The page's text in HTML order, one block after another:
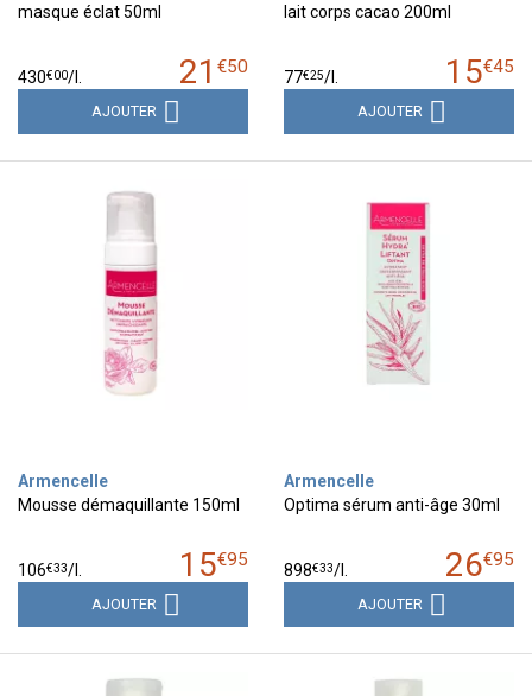
masque éclat 50ml
21 €50
430€00/
AJOUTER
lait corps cacao 200ml
15€45
77€25/
AJOUTER
Armencelle
Mousse démaquillante 150ml
15€95
106€33/
AJOUTER
Armencelle
Optima sérum anti-âge 30ml
26€95
898€33/
AJOUTER